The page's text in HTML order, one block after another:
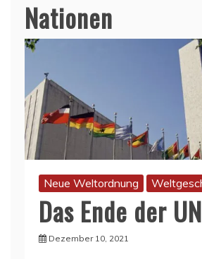
Nationen
Neue Weltordnung
Das Ende der
Dezember 10, 2021